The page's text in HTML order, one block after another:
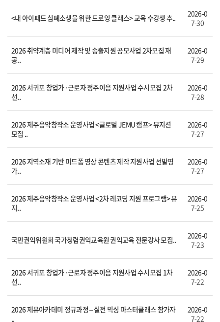
<내 아이패드 심폐소생을 위한 드로잉 클래스> 교육 수강생 추..
2026-0
7-30
2026 취약계층 미디어 제작 및 송출지원 공모사업 2차모집 재
공..
2026-0
7-29
2026 서귀포 창업가·근로자 정주이음 지원사업 수시모집 2차
선..
2026-0
7-28
2026 제주음악창작소 운영사업 <글로벌 JEMU 캠프> 뮤지션
모집 ..
2026-0
7-27
2026 지역소재 기반 미드폼 영상 콘텐츠 제작 지원사업 선발평
가..
2026-0
7-27
2026 제주음악창작소 운영사업 <2차 레코딩 지원 프로그램> 뮤
지..
2026-0
7-25
국민권익위원회 국가청렴권익교육원 권익교육 전문강사 모집..
2026-0
7-23
2026 서귀포 창업가·근로자 정주이음 지원사업 수시모집 1차
선..
2026-0
7-22
2026 제뮤아카데미 정규과정 – 실전 믹싱 마스터클래스 참가자
..
2026-0
7-22